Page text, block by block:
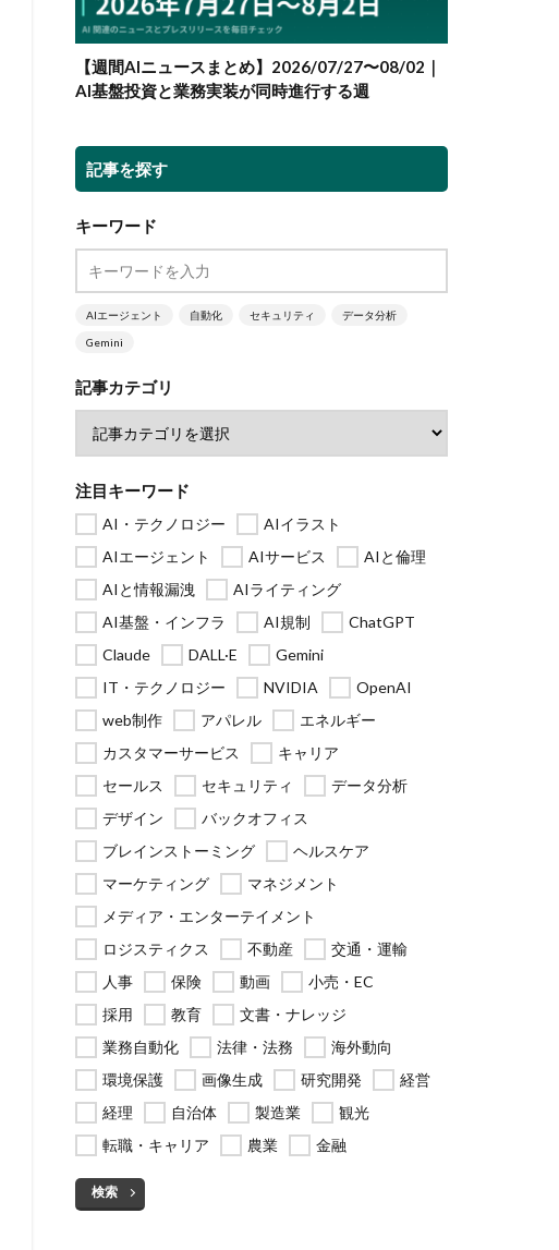
【週間AIニュースまとめ】2026/07/27〜08/02｜
AI基盤投資と業務実装が同時進行する週
記事を探す
キーワード
AIエージェント 自動化 セキュリティ データ分析
Gemini
記事カテゴリ
注目キーワード
AI・テクノロジー
AIイラスト
AIエージェント
AIサービス
AIと倫理
AIと情報漏洩
AIライティング
AI基盤・インフラ
AI規制
ChatGPT
Claude
DALL·E
Gemini
IT・テクノロジー
NVIDIA
OpenAI
web制作
アパレル
エネルギー
カスタマーサービス
キャリア
セールス
セキュリティ
データ分析
デザイン
バックオフィス
ブレインストーミング
ヘルスケア
マーケティング
マネジメント
メディア・エンターテイメント
ロジスティクス
不動産
交通・運輸
人事
保険 動画
小売・EC
採用
教育
文書・ナレッジ
業務自動化
法律・法務
海外動向
環境保護
画像生成 研究開発
経営
経理
自治体 製造業
観光
転職・キャリア
農業 金融
検索